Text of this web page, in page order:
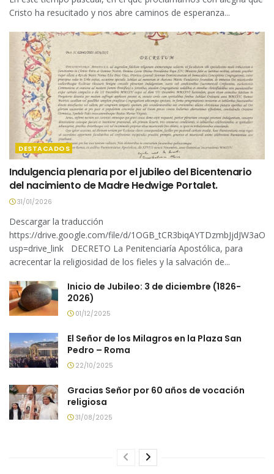
Cristo ha resucitado y nos abre caminos de esperanza...
DESTACADOS
Indulgencia plenaria por el jubileo del Bicentenario
del nacimiento de Madre Hedwige Portalet.
31/01/2026
Descargar la traducción
https://drive.google.com/file/d/
usp=drive_link DECRETO La Penitenciaría Apostólica, para
acrecentar la religiosidad de los fieles y la salvación de...
Inicio de Jubileo: 3 de diciembre (1826-
2026)
01/12/2025
El Señor de los Milagros en la Plaza San
Pedro – Roma
22/10/2025
Gracias Señor por 60 años de vocación
religiosa
31/08/2025